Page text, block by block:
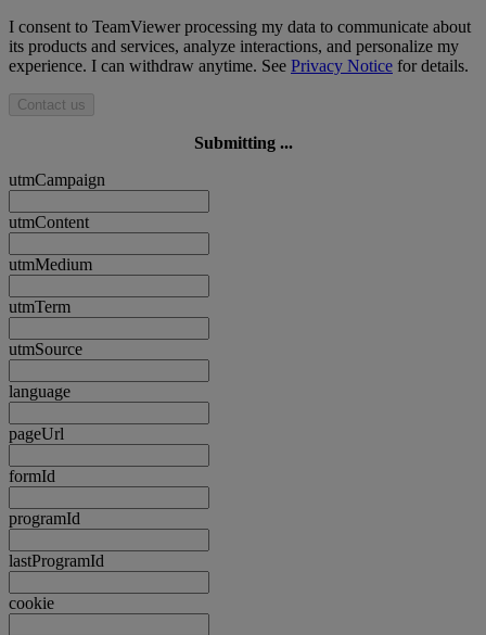
I consent to TeamViewer processing my data to communicate about
its products and services, analyze interactions, and personalize my
experience. I can withdraw anytime. See Privacy Notice for details.
Contact us
Submitting ...
utmCampaign
utmContent
utmMedium
utmTerm
utmSource
language
pageUrl
formId
programId
lastProgramId
cookie